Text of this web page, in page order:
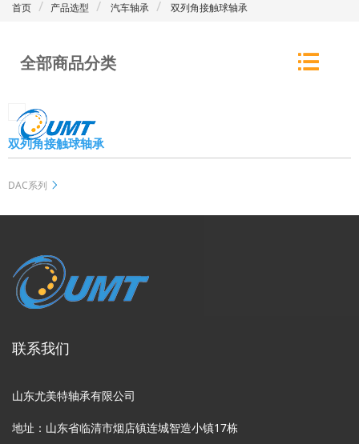
首页 产品选型 汽车轴承 双列角接触球轴承
全部商品分类
双列角接触球轴承
DAC系列
联系我们
山东尤美特轴承有限公司
地址：山东省临清市烟店镇连城智造小镇17栋